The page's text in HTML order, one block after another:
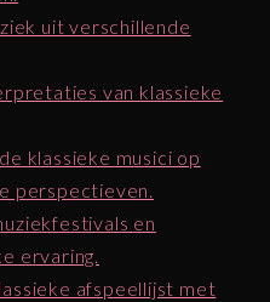
uit verschillende
van klassieke
klassieke musici op
perspectieven.
en
ervaring.
afspeellijst met